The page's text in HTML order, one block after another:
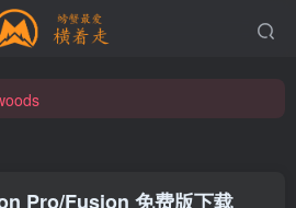
Pro/Fusion 免费版下载